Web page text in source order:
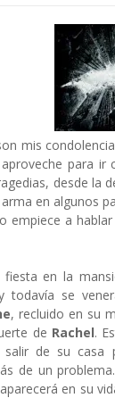
mis
para ir
desde
en algunos
empiece a
fiesta en la
todavía se
, recluido en su
de Rachel.
salir de su casa
de un problema.
en su